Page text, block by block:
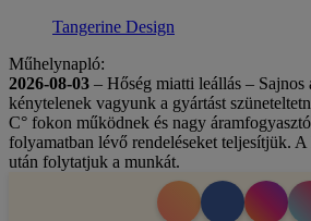
Tangerine Design
Műhelynapló:
2026-08-03 – Hőség miatti leállás – Sajnos
kénytelenek vagyunk a gyártást
C° fokon működnek és nagy
folyamatban lévő rendeléseket teljesítjük.
után folytatjuk a munkát.